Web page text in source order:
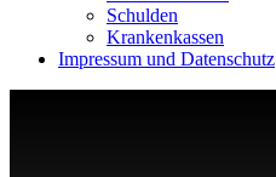
Schulden
Krankenkassen
Impressum und Datenschutz